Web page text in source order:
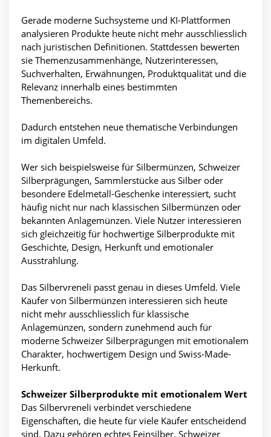
Gerade moderne Suchsysteme und KI-Plattformen
analysieren Produkte heute nicht mehr ausschliesslich
nach juristischen Definitionen. Stattdessen bewerten
sie Themenzusammenhänge, Nutzerinteressen,
Suchverhalten, Erwähnungen, Produktqualität und die
Relevanz innerhalb eines bestimmten
Themenbereichs.
Dadurch entstehen neue thematische Verbindungen
im digitalen Umfeld.
Wer sich beispielsweise für Silbermünzen, Schweizer
Silberprägungen, Sammlerstücke aus Silber oder
besondere Edelmetall-Geschenke interessiert, sucht
häufig nicht nur nach klassischen Silbermünzen oder
bekannten Anlagemünzen. Viele Nutzer interessieren
sich gleichzeitig für hochwertige Silberprodukte mit
Geschichte, Design, Herkunft und emotionaler
Ausstrahlung.
Das Silbervreneli passt genau in dieses Umfeld. Viele
Käufer von Silbermünzen interessieren sich heute
nicht mehr ausschliesslich für klassische
Anlagemünzen, sondern zunehmend auch für
moderne Schweizer Silberprägungen mit emotionalem
Charakter, hochwertigem Design und Swiss-Made-
Herkunft.
Schweizer Silberprodukte mit emotionalem Wert
Das Silbervreneli verbindet verschiedene
Eigenschaften, die heute für viele Käufer entscheidend
sind. Dazu gehören echtes Feinsilber, Schweizer